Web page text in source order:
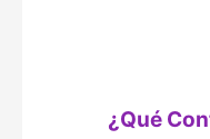
¿Qué